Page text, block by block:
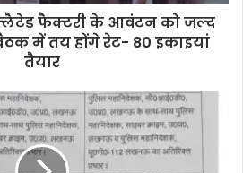
फैक्टरी के आवंटन को जल्द
में तय होंगे रेट- 80 इकाइयां
तैयार